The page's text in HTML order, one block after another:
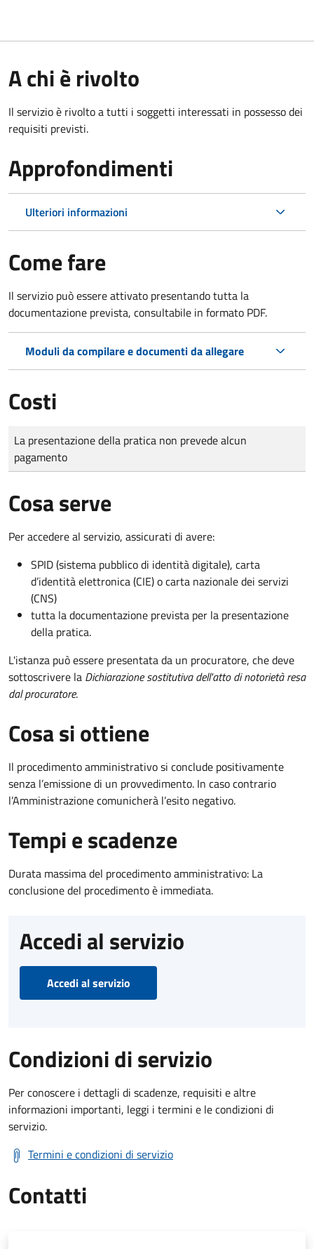
A chi è rivolto
Il servizio è rivolto a tutti i soggetti interessati in possesso dei
requisiti previsti.
Approfondimenti
Ulteriori informazioni
Come fare
Il servizio può essere attivato presentando tutta la
documentazione prevista, consultabile in formato PDF.
Moduli da compilare e documenti da allegare
Costi
Tipo di pagamento
Importo
La presentazione della pratica non prevede alcun
pagamento
Cosa serve
Per accedere al servizio, assicurati di avere:
SPID (sistema pubblico di identità digitale), carta
d’identità elettronica (CIE) o carta nazionale dei servizi
(CNS)
tutta la documentazione prevista per la presentazione
della pratica.
L'istanza può essere presentata da un procuratore, che deve
sottoscrivere la Dichiarazione sostitutiva dell'atto di notorietà resa
dal procuratore.
Cosa si ottiene
Il procedimento amministrativo si conclude positivamente
senza l’emissione di un provvedimento. In caso contrario
l’Amministrazione comunicherà l’esito negativo.
Tempi e scadenze
Durata massima del procedimento amministrativo: La
conclusione del procedimento è immediata.
Accedi al servizio
Accedi al servizio
Condizioni di servizio
Per conoscere i dettagli di scadenze, requisiti e altre
informazioni importanti, leggi i termini e le condizioni di
servizio.
Termini e condizioni di servizio
Contatti